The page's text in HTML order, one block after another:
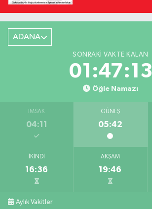
ADANA
SONRAKI VAKTE KALAN
01:47:12
Öğle Namazı
İMSAK
04:11
GÜNEŞ
05:42
İKINDI
16:36
AKŞAM
19:46
Aylık Vakitler